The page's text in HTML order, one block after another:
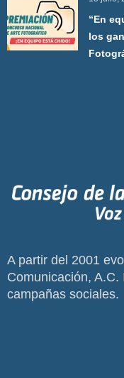
“En
los
A partir del 2001
Comunicación,
campañas sociales.